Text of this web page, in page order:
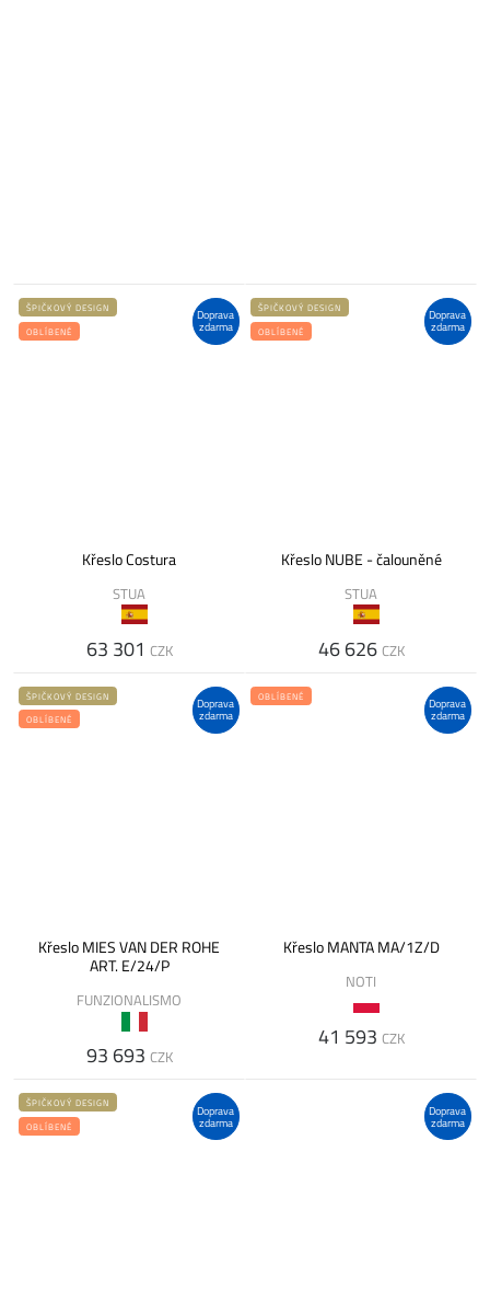
Doprava
zdarma
ŠPIČKOVÝ DESIGN
OBLÍBENÉ
Křeslo Costura
STUA
63 301 CZK
Doprava
zdarma
ŠPIČKOVÝ DESIGN
OBLÍBENÉ
Křeslo NUBE - čalouněné
STUA
46 626 CZK
Doprava
zdarma
ŠPIČKOVÝ DESIGN
OBLÍBENÉ
Křeslo MIES VAN DER ROHE
ART. E/24/P
FUNZIONALISMO
93 693 CZK
Doprava
zdarma
OBLÍBENÉ
Křeslo MANTA MA/1Z/D
NOTI
41 593 CZK
Doprava
zdarma
ŠPIČKOVÝ DESIGN
OBLÍBENÉ
Doprava
zdarma